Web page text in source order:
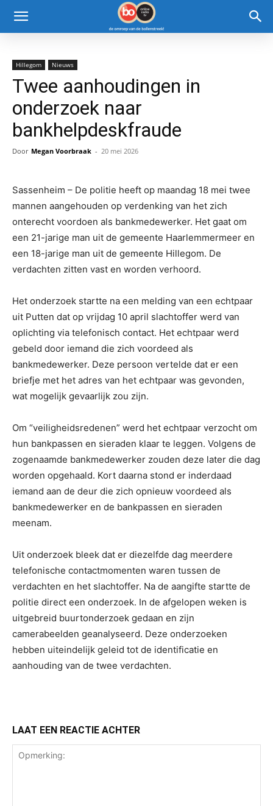
Hillegom Nieuws
Twee aanhoudingen in
onderzoek naar
bankhelpdeskfraude
Door Megan Voorbraak - 20 mei 2026
Sassenheim – De politie heeft op maandag 18 mei twee
mannen aangehouden op verdenking van het zich
onterecht voordoen als bankmedewerker. Het gaat om
een 21-jarige man uit de gemeente Haarlemmermeer en
een 18-jarige man uit de gemeente Hillegom. De
verdachten zitten vast en worden verhoord.
Het onderzoek startte na een melding van een echtpaar
uit Putten dat op vrijdag 10 april slachtoffer werd van
oplichting via telefonisch contact. Het echtpaar werd
gebeld door iemand die zich voordeed als
bankmedewerker. Deze persoon vertelde dat er een
briefje met het adres van het echtpaar was gevonden,
wat mogelijk gevaarlijk zou zijn.
Om “veiligheidsredenen” werd het echtpaar verzocht om
hun bankpassen en sieraden klaar te leggen. Volgens de
zogenaamde bankmedewerker zouden deze later die dag
worden opgehaald. Kort daarna stond er inderdaad
iemand aan de deur die zich opnieuw voordeed als
bankmedewerker en de bankpassen en sieraden
meenam.
Uit onderzoek bleek dat er diezelfde dag meerdere
telefonische contactmomenten waren tussen de
verdachten en het slachtoffer. Na de aangifte startte de
politie direct een onderzoek. In de afgelopen weken is
uitgebreid buurtonderzoek gedaan en zijn
camerabeelden geanalyseerd. Deze onderzoeken
hebben uiteindelijk geleid tot de identificatie en
aanhouding van de twee verdachten.
LAAT EEN REACTIE ACHTER